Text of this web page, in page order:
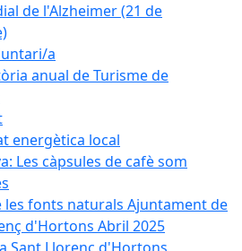
de l'Alzheimer (21 de
a
anual de Turisme de
energètica local
Les càpsules de cafè som
les fonts naturals Ajuntament de
d'Hortons Abril 2025